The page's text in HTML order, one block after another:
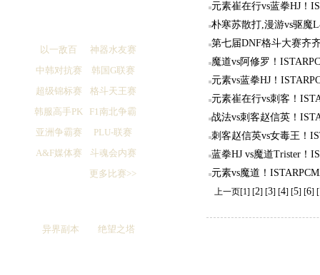
以一敌百
神器水友赛
中韩对抗赛
韩国G联赛
超级锦标赛
格斗天王赛
韩服高手PK
F1南北争霸
亚洲争霸赛
PLU-联赛
A&F媒体赛
斗魂会内赛
更多比赛>>
异界副本 绝望之塔
元素崔在行vs蓝拳HJ！
朴寒苏散打,漫游vs驱魔
第七届DNF格斗大赛齐
魔道vs阿修罗！
元素vs蓝拳HJ！
元素崔在行vs刺客！
战法vs刺客赵信英！
刺客赵信英vs女毒王！
蓝拳HJ vs魔道Trister！
元素vs魔道！
上一页[1] [2] [3] [4] [5] [6] [